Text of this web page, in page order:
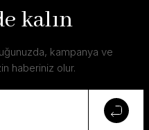
kalın
kampanya ve
haberiniz olur.